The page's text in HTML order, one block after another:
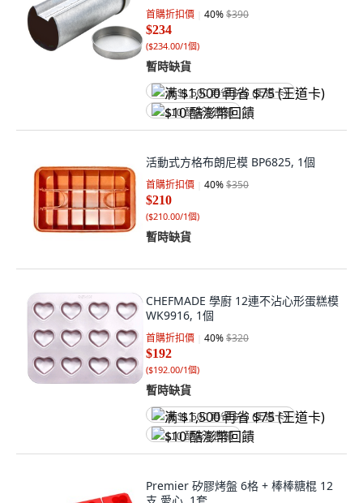
首購折扣價 40%$390
$234
($234.00/1個)
暫時缺貨
满 $1,500 再省 $75 (王道卡)
$10 酷澎幣回饋
活動式方格布朗尼模 BP6825, 1個
首購折扣價 40%$350
$210
($210.00/1個)
暫時缺貨
CHEFMADE 學廚 12連不沾心形蛋糕模
WK9916, 1個
首購折扣價 40%$320
$192
($192.00/1個)
暫時缺貨
满 $1,500 再省 $75 (王道卡)
$10 酷澎幣回饋
Premier 矽膠烤盤 6格 + 棒棒糖棍 12